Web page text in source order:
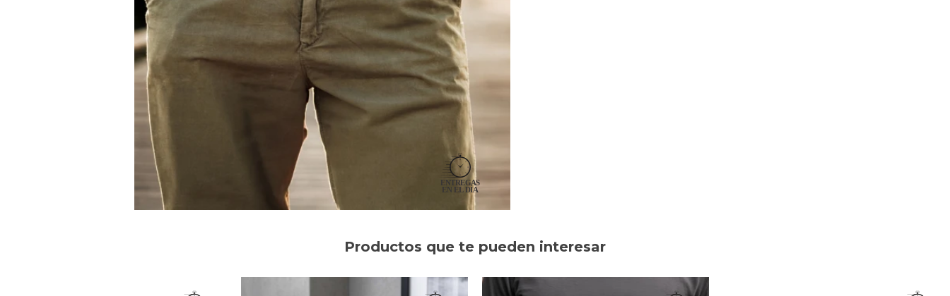
Productos que te pueden interesar